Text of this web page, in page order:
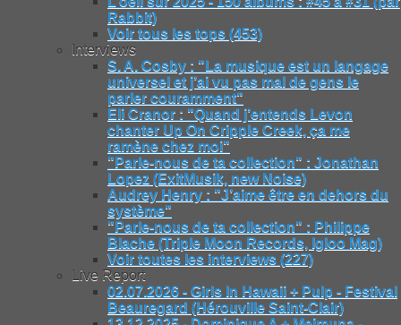
Rabbit)
Voir tous les tops (453)
Interviews
S. A. Cosby : "La musique est un langage
universel et j’ai vu pas mal de gens le
parler couramment"
Eli Cranor : "Quand j’entends Levon
chanter Up On Cripple Creek, ça me
ramène chez moi"
"Parle-nous de ta collection" : Jonathan
Lopez (ExitMusik, new Noise)
Audrey Henry : "J’aime être en dehors du
système"
"Parle-nous de ta collection" : Philippe
Blache (Triple Moon Records, Igloo Mag)
Voir toutes les interviews (227)
Live Report
02.07.2026 - Girls In Hawaii + Pulp - Festival
Beauregard (Hérouville Saint-Clair)